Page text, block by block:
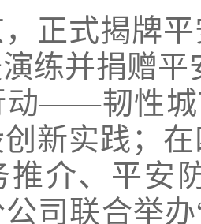
正式揭牌
练并捐赠平
动——韧性城
新实践；
推介、平安
司联合举